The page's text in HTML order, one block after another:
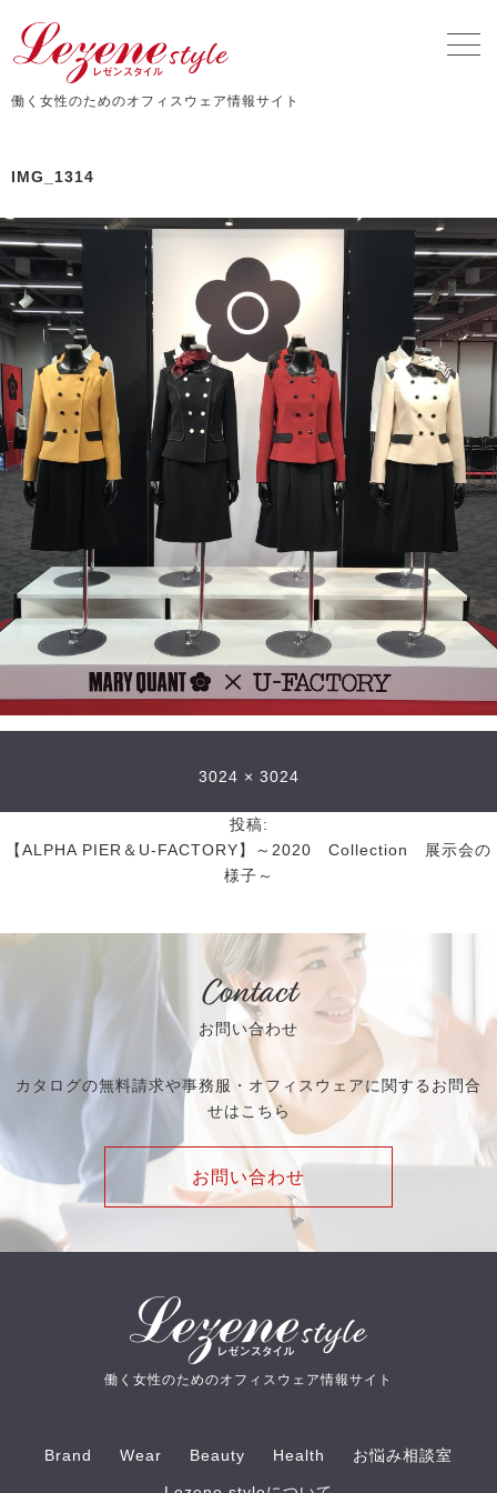
働く女性のためのオフィスウェア情報サイト
IMG_1314
3024 × 3024
投稿:
【ALPHA PIER＆U-FACTORY】～2020 Collection 展示会の
様子～
Contact
お問い合わせ
カタログの無料請求や事務服・オフィスウェアに関するお問合
せはこちら
お問い合わせ
働く女性のためのオフィスウェア情報サイト
Brand Wear Beauty Health お悩み相談室